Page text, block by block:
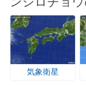
気象衛星